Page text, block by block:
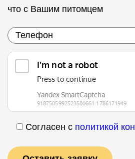
что с Вашим питомцем
Согласен с политикой